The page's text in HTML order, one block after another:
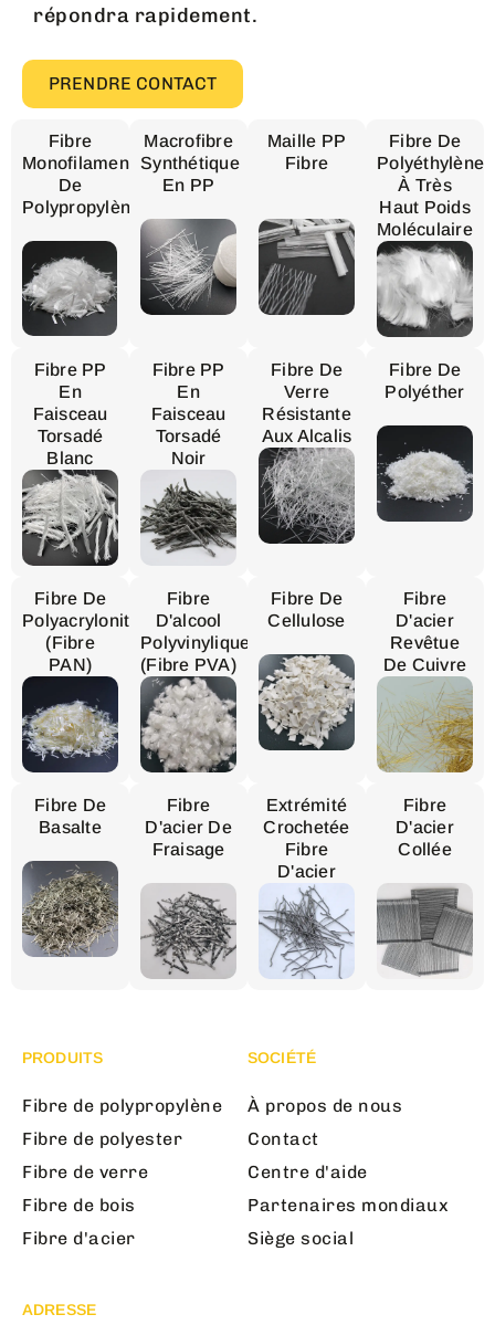
répondra rapidement.
PRENDRE CONTACT
Fibre
Monofilament
De
Polypropylène
Macrofibre
Synthétique
En PP
Maille PP
Fibre
Fibre De
Polyéthylène
À Très
Haut Poids
Moléculaire
Fibre PP
En
Faisceau
Torsadé
Blanc
Fibre PP
En
Faisceau
Torsadé
Noir
Fibre De
Verre
Résistante
Aux Alcalis
Fibre De
Polyéther
Fibre De
Polyacrylonitrile
(fibre
PAN)
Fibre
D'alcool
Polyvinylique
(fibre PVA)
Fibre De
Cellulose
Fibre
D'acier
Revêtue
De Cuivre
Fibre De
Basalte
Fibre
D'acier De
Fraisage
Extrémité
Crochetée
Fibre
D'acier
Fibre
D'acier
Collée
PRODUITS
Fibre de polypropylène
Fibre de polyester
Fibre de verre
Fibre de bois
Fibre d'acier
SOCIÉTÉ
À propos de nous
Contact
Centre d'aide
Partenaires mondiaux
Siège social
ADRESSE